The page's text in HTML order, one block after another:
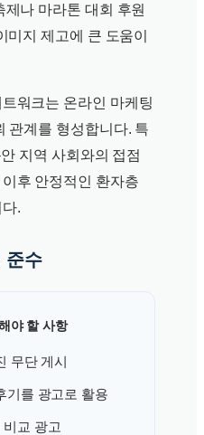
나 마라톤 대회 후원
지 제고에 큰 도움이
워크는 온라인 마케팅
관계를 형성합니다. 특
지역 사회와의 접점
후 안정적인 환자층
.
준수
야 할 사항
무단 게시
기를 광고로 활용
교 광고